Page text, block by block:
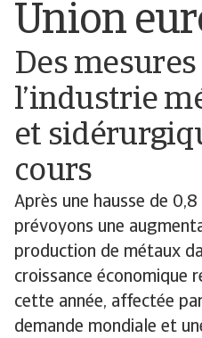
Union
Des
l’industrie
et
cours
Après une hausse de
prévoyons une
production de métaux
croissance économique
cette année, affectée
demande mondiale et